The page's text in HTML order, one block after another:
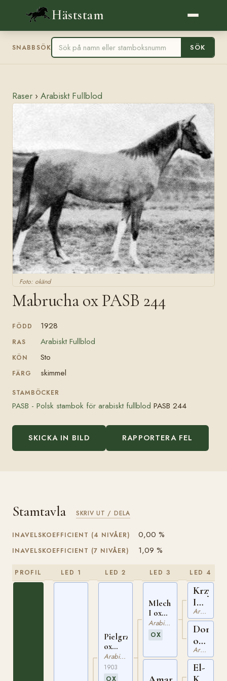
Häststam
SNABBSÖK SÖK
Raser › Arabiskt Fullblod
Foto: okänd
Mabrucha ox PASB 244
FÖDD 1928
RAS Arabiskt Fullblod
KÖN Sto
FÄRG skimmel
STAMBÖCKER
PASB - Polsk stambok för arabiskt fullblod PASB 244
SKICKA IN BILD RAPPORTERA FEL
Stamtavla SKRIV UT / DELA
INAVELSKOEFFICIENT (4 NIVÅER) 0,00 %
INAVELSKOEFFICIENT (7 NIVÅER) 1,09 %
PROFIL LED 1 LED 2
Pielgrzym
ox
PASB
323
Arabiskt Fullblod
1903
OX
LED 3
Mlech
I ox
PASB
449
Arabiskt Fullblod
OX
LED 4
Krzyzyk
I
oxArabiskt Fullblod
Dora
ox
PASB
404
Arabiskt Fullblod
El-